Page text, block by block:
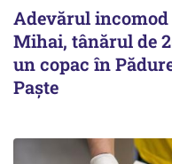
Adevărul
Mihai, tânărul de
un copac în
Paște